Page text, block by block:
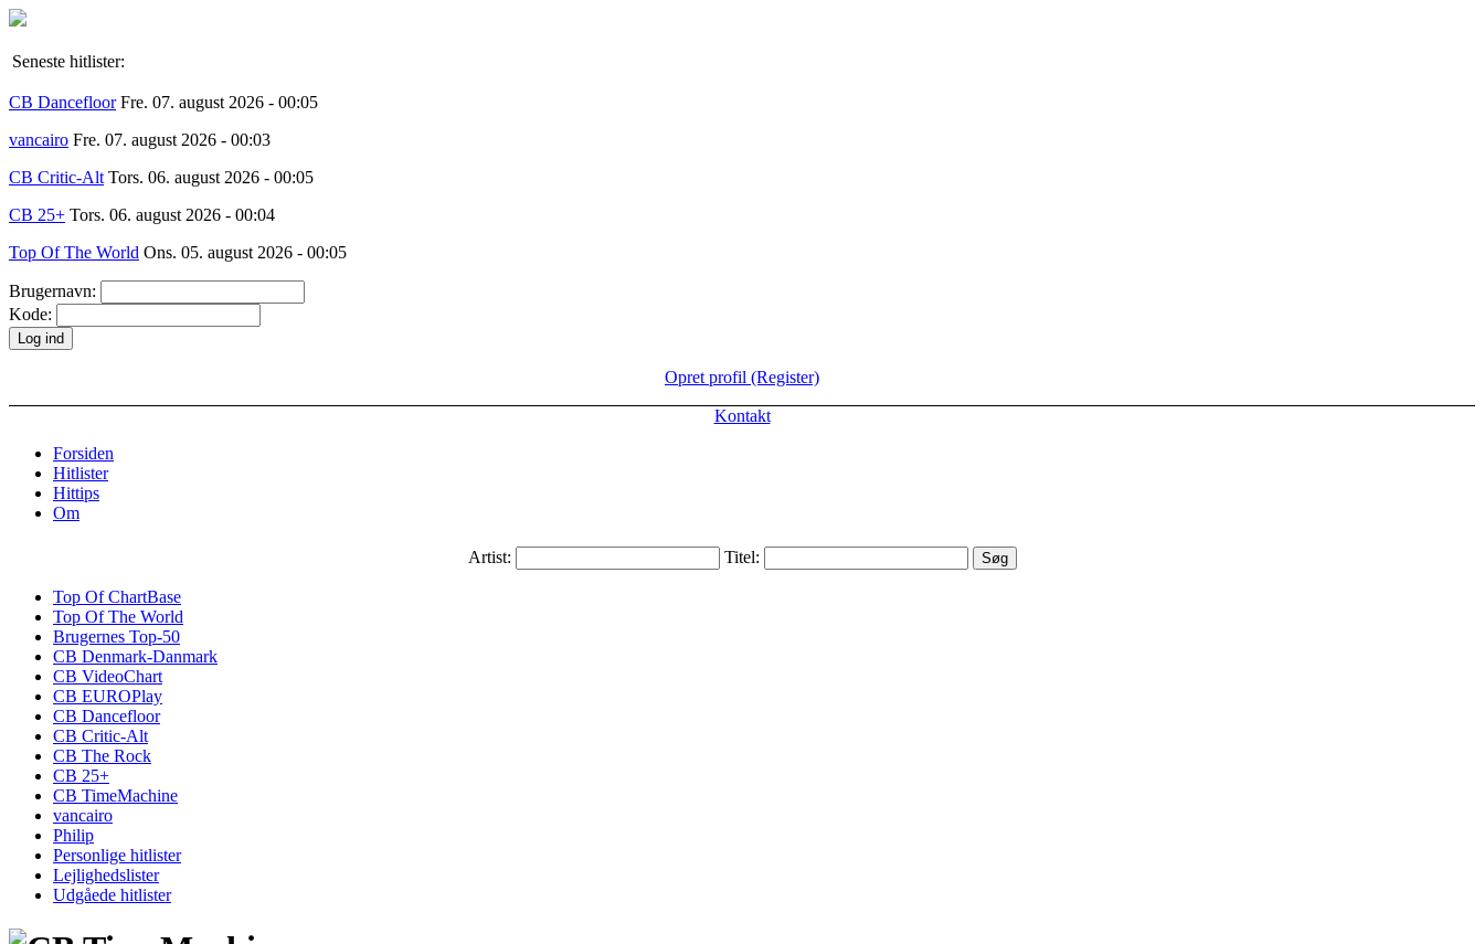
Seneste hitlister:
CB Dancefloor Fre. 07. august 2026 - 00:05
vancairo Fre. 07. august 2026 - 00:03
CB Critic-Alt Tors. 06. august 2026 - 00:05
CB 25+ Tors. 06. august 2026 - 00:04
Top Of The World Ons. 05. august 2026 - 00:05
Brugernavn:
Kode:
Opret profil (Register)
Kontakt
Forsiden
Hitlister
Hittips
Om
Artist: Titel:
Top Of ChartBase
Top Of The World
Brugernes Top-50
CB Denmark-Danmark
CB VideoChart
CB EUROPlay
CB Dancefloor
CB Critic-Alt
CB The Rock
CB 25+
CB TimeMachine
vancairo
Philip
Personlige hitlister
Lejlighedslister
Udgåede hitlister